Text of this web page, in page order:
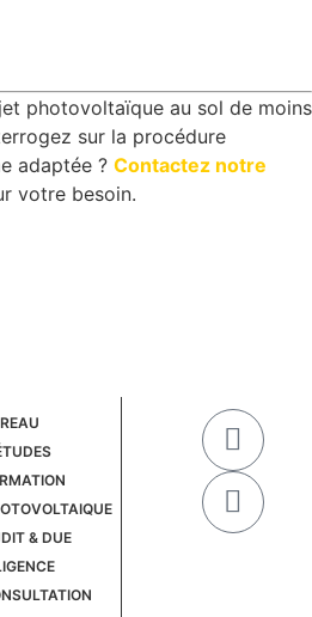
photovoltaïque au sol de moins
sur la procédure
adaptée ? Contactez notre
votre besoin.
& DUE